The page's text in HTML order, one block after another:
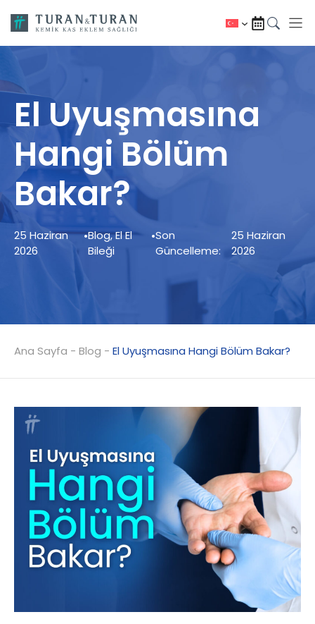
atla
El Uyuşmasına
Hangi Bölüm
Bakar?
25 Haziran
2026
•Blog,El El
Bileği
•Son
Güncelleme:
25 Haziran
2026
Ana Sayfa - Blog - El Uyuşmasına Hangi Bölüm Bakar?